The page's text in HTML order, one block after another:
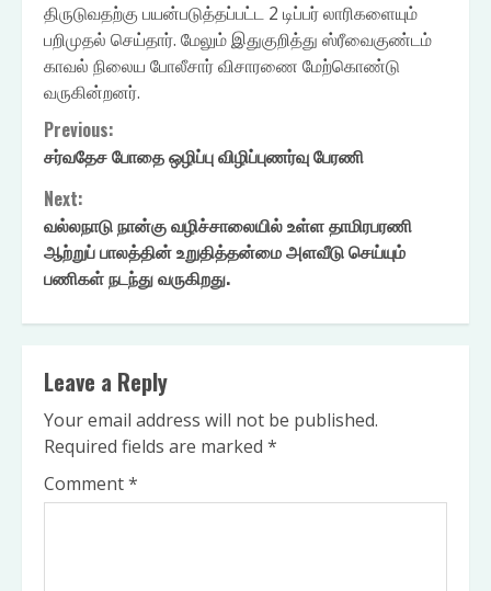
திருடுவதற்கு பயன்படுத்தப்பட்ட 2 டிப்பர் லாரிகளையும்
பறிமுதல் செய்தார். மேலும் இதுகுறித்து ஸ்ரீவைகுண்டம்
காவல் நிலைய போலீசார் விசாரணை மேற்கொண்டு
வருகின்றனர்.
Continue
Reading
Previous:
சர்வதேச போதை ஒழிப்பு விழிப்புணர்வு பேரணி
Next:
வல்லநாடு நான்கு வழிச்சாலையில் உள்ள தாமிரபரணி
ஆற்றுப் பாலத்தின் உறுதித்தன்மை அளவீடு செய்யும்
பணிகள் நடந்து வருகிறது.
Leave a Reply
Your email address will not be published.
Required fields are marked *
Comment*